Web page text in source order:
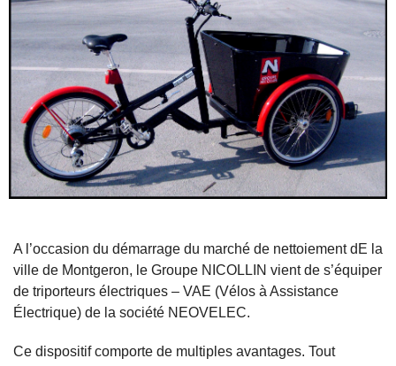
A l’occasion du démarrage du marché de nettoiement dE la
ville de Montgeron, le Groupe NICOLLIN vient de s’équiper
de triporteurs électriques – VAE (Vélos à Assistance
Électrique) de la société NEOVELEC.
Ce dispositif comporte de multiples avantages. Tout